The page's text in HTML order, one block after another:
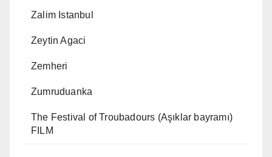
Zalim Istanbul
Zeytin Agaci
Zemheri
Zumruduanka
The Festival of Troubadours (Aşıklar bayramı)
FILM